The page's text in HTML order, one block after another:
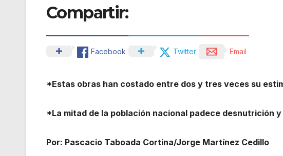
Compartir:
Facebook Twitter Email
*Estas obras han costado entre dos y tres veces su
*La mitad de la población nacional padece desnutrición
Por: Pascacio Taboada Cortina/Jorge Martínez Cedillo